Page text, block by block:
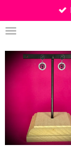
au
contenu